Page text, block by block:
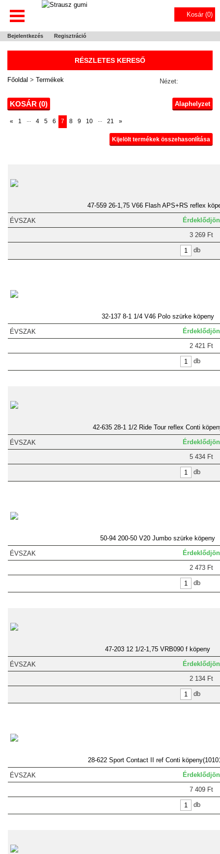
Kosár (0)
Bejelentkezés Regisztráció
RÉSZLETES KERESŐ
Főoldal > Termékek Nézet:
KOSÁR (0) Alaphelyzet
« 1 ... 4 5 6 7 8 9 10 ... 21 »
Kijelölt termékek összehasonlítása
47-559 26-1,75 V66 Flash APS+RS reflex
Érdeklődjön
3 269 Ft
db
32-137 8-1 1/4 V46 Polo szürke köpeny
Érdeklődjön
2 421 Ft
db
42-635 28-1 1/2 Ride Tour reflex Conti
Érdeklődjön
5 434 Ft
db
50-94 200-50 V20 Jumbo szürke köpeny
Érdeklődjön
2 473 Ft
db
47-203 12 1/2-1,75 VRB090 f köpeny
Érdeklődjön
2 134 Ft
db
28-622 Sport Contact II ref Conti
Érdeklődjön
7 409 Ft
db